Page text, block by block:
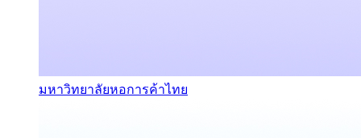
มหาวิทยาลัยหอการค้าไทย